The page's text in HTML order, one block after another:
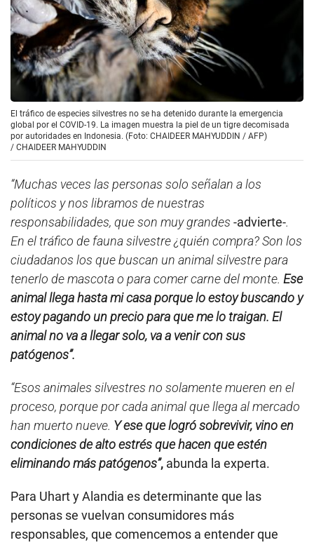
El tráfico de especies silvestres no se ha detenido durante la emergencia
global por el COVID-19. La imagen muestra la piel de un tigre decomisada
por autoridades en Indonesia. (Foto: CHAIDEER MAHYUDDIN / AFP)
/ CHAIDEER MAHYUDDIN
“Muchas veces las personas solo señalan a los
políticos y nos libramos de nuestras
responsabilidades, que son muy grandes -advierte-.
En el tráfico de fauna silvestre ¿quién compra? Son los
ciudadanos los que buscan un animal silvestre para
tenerlo de mascota o para comer carne del monte. Ese
animal llega hasta mi casa porque lo estoy buscando y
estoy pagando un precio para que me lo traigan. El
animal no va a llegar solo, va a venir con sus
patógenos”.
“Esos animales silvestres no solamente mueren en el
proceso, porque por cada animal que llega al mercado
han muerto nueve. Y ese que logró sobrevivir, vino en
condiciones de alto estrés que hacen que estén
eliminando más patógenos”, abunda la experta.
Para Uhart y Alandia es determinante que las
personas se vuelvan consumidores más
responsables, que comencemos a entender que